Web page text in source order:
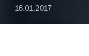
16.01.2017